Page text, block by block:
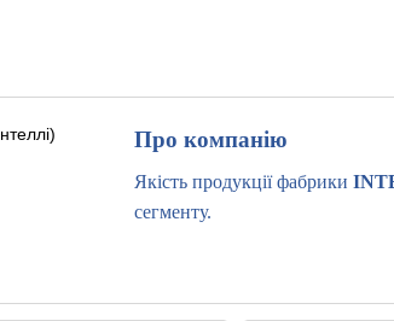
Про компанію
Якість продукції фабрики
сегменту.